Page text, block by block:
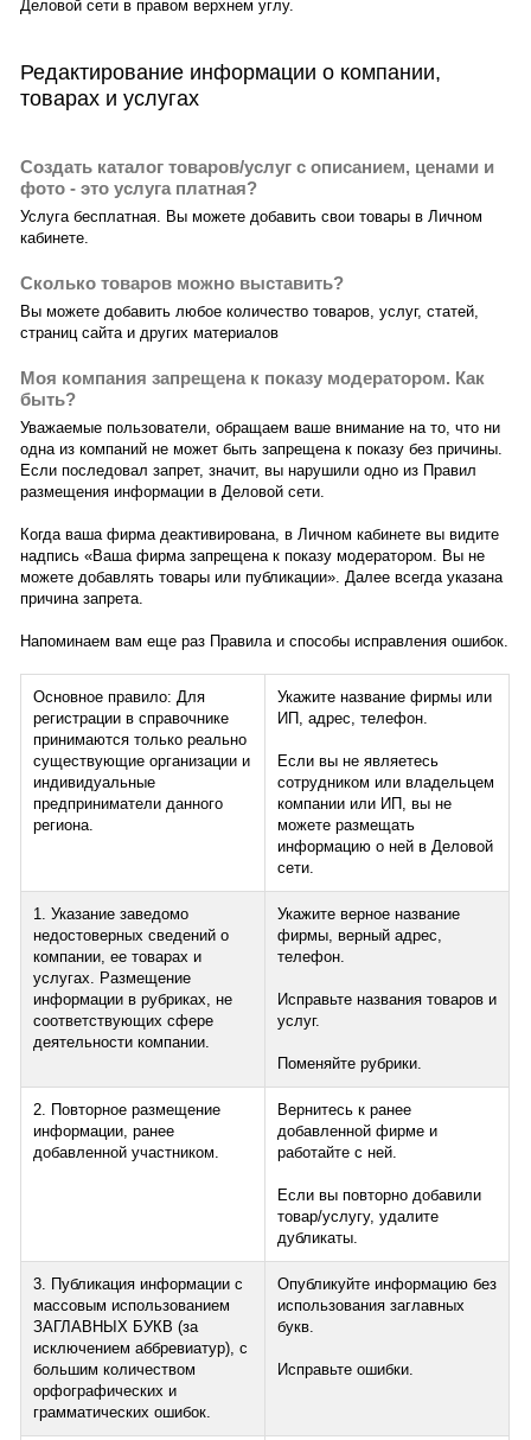
Деловой сети в правом верхнем углу.
Редактирование информации о компании,
товарах и услугах
Создать каталог товаров/услуг с описанием, ценами и
фото - это услуга платная?
Услуга бесплатная. Вы можете добавить свои товары в Личном
кабинете.
Сколько товаров можно выставить?
Вы можете добавить любое количество товаров, услуг, статей,
страниц сайта и других материалов
Моя компания запрещена к показу модератором. Как
быть?
Уважаемые пользователи, обращаем ваше внимание на то, что ни
одна из компаний не может быть запрещена к показу без причины.
Если последовал запрет, значит, вы нарушили одно из Правил
размещения информации в Деловой сети.
Когда ваша фирма деактивирована, в Личном кабинете вы видите
надпись «Ваша фирма запрещена к показу модератором. Вы не
можете добавлять товары или публикации». Далее всегда указана
причина запрета.
Напоминаем вам еще раз Правила и способы исправления ошибок.
Основное правило: Для
регистрации в справочнике
принимаются только реально
существующие организации и
индивидуальные
предприниматели данного
региона.
Укажите название фирмы или
ИП, адрес, телефон.
Если вы не являетесь
сотрудником или владельцем
компании или ИП, вы не
можете размещать
информацию о ней в Деловой
сети.
1. Указание заведомо
недостоверных сведений о
компании, ее товарах и
услугах. Размещение
информации в рубриках, не
соответствующих сфере
деятельности компании.
Укажите верное название
фирмы, верный адрес,
телефон.
Исправьте названия товаров и
услуг.
Поменяйте рубрики.
2. Повторное размещение
информации, ранее
добавленной участником.
Вернитесь к ранее
добавленной фирме и
работайте с ней.
Если вы повторно добавили
товар/услугу, удалите
дубликаты.
3. Публикация информации с
массовым использованием
ЗАГЛАВНЫХ БУКВ (за
исключением аббревиатур), с
большим количеством
орфографических и
грамматических ошибок.
Опубликуйте информацию без
использования заглавных
букв.
Исправьте ошибки.